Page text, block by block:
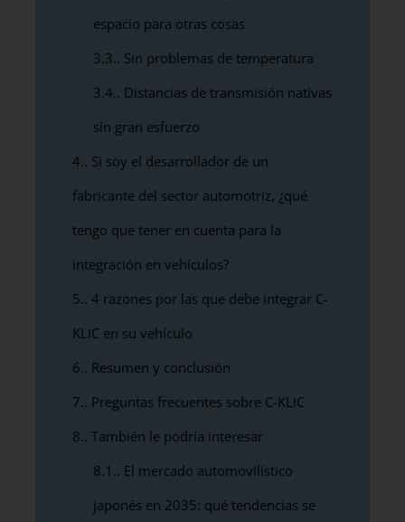
espacio para otras cosas
3.3. Sin problemas de temperatura
3.4. Distancias de transmisión nativas
sin gran esfuerzo
4. Si soy el desarrollador de un
fabricante del sector automotriz, ¿qué
tengo que tener en cuenta para la
integración en vehículos?
5. 4 razones por las que debe integrar C-
KLIC en su vehículo
6. Resumen y conclusión
7. Preguntas frecuentes sobre C-KLIC
8. También le podría interesar
8.1. El mercado automovilístico
japonés en 2035: qué tendencias se